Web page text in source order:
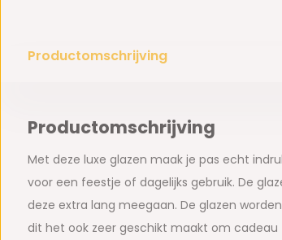
Productomschrijving
Productomschrijving
Met deze luxe glazen maak je pas echt
voor een feestje of dagelijks gebruik. De
deze extra lang meegaan. De glazen
dit het ook zeer geschikt maakt om